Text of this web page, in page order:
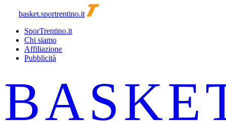
basket.sportrentino.it
SporTrentino.it
Chi siamo
Affiliazione
Pubblicità